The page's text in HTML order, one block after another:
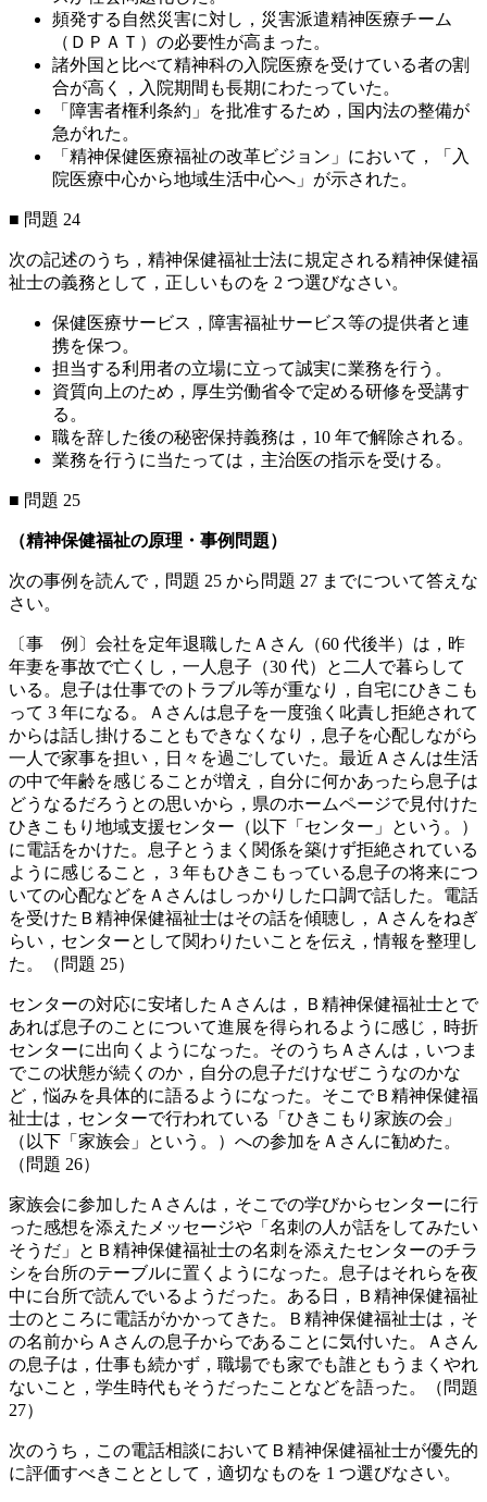
頻発する自然災害に対し，災害派遣精神医療チーム
（ＤＰＡＴ）の必要性が高まった。
諸外国と比べて精神科の入院医療を受けている者の割
合が高く，入院期間も長期にわたっていた。
「障害者権利条約」を批准するため，国内法の整備が
急がれた。
「精神保健医療福祉の改革ビジョン」において，「入
院医療中心から地域生活中心へ」が示された。
■ 問題 24
次の記述のうち，精神保健福祉士法に規定される精神保健福
祉士の義務として，正しいものを 2 つ選びなさい。
保健医療サービス，障害福祉サービス等の提供者と連
携を保つ。
担当する利用者の立場に立って誠実に業務を行う。
資質向上のため，厚生労働省令で定める研修を受講す
る。
職を辞した後の秘密保持義務は，10 年で解除される。
業務を行うに当たっては，主治医の指示を受ける。
■ 問題 25
（精神保健福祉の原理・事例問題）
次の事例を読んで，問題 25 から問題 27 までについて答えな
さい。
〔事 例〕会社を定年退職したＡさん（60 代後半）は，昨
年妻を事故で亡くし，一人息子（30 代）と二人で暮らして
いる。息子は仕事でのトラブル等が重なり，自宅にひきこも
って 3 年になる。Ａさんは息子を一度強く叱責し拒絶されて
からは話し掛けることもできなくなり，息子を心配しながら
一人で家事を担い，日々を過ごしていた。最近Ａさんは生活
の中で年齢を感じることが増え，自分に何かあったら息子は
どうなるだろうとの思いから，県のホームページで見付けた
ひきこもり地域支援センター（以下「センター」という。）
に電話をかけた。息子とうまく関係を築けず拒絶されている
ように感じること， 3 年もひきこもっている息子の将来につ
いての心配などをＡさんはしっかりした口調で話した。電話
を受けたＢ精神保健福祉士はその話を傾聴し，Ａさんをねぎ
らい，センターとして関わりたいことを伝え，情報を整理し
た。（問題 25）
センターの対応に安堵したＡさんは，Ｂ精神保健福祉士とで
あれば息子のことについて進展を得られるように感じ，時折
センターに出向くようになった。そのうちＡさんは，いつま
でこの状態が続くのか，自分の息子だけなぜこうなのかな
ど，悩みを具体的に語るようになった。そこでＢ精神保健福
祉士は，センターで行われている「ひきこもり家族の会」
（以下「家族会」という。）への参加をＡさんに勧めた。
（問題 26）
家族会に参加したＡさんは，そこでの学びからセンターに行
った感想を添えたメッセージや「名刺の人が話をしてみたい
そうだ」とＢ精神保健福祉士の名刺を添えたセンターのチラ
シを台所のテーブルに置くようになった。息子はそれらを夜
中に台所で読んでいるようだった。ある日，Ｂ精神保健福祉
士のところに電話がかかってきた。Ｂ精神保健福祉士は，そ
の名前からＡさんの息子からであることに気付いた。Ａさん
の息子は，仕事も続かず，職場でも家でも誰ともうまくやれ
ないこと，学生時代もそうだったことなどを語った。（問題
27）
次のうち，この電話相談においてＢ精神保健福祉士が優先的
に評価すべきこととして，適切なものを 1 つ選びなさい。